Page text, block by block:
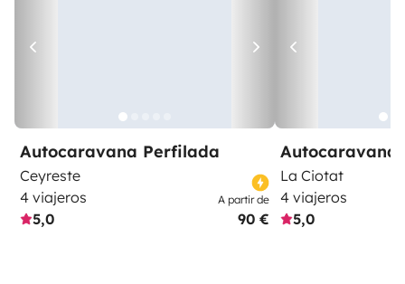
Autocaravana Perfilada
Ceyreste
4 viajeros
5,0
A partir de
90 €
Autocaravana
La Ciotat
4 viajeros
5,0